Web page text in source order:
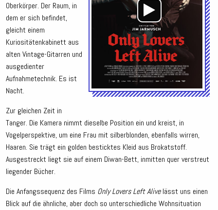
Oberkörper. Der Raum, in
dem er sich befindet,
gleicht einem
Kuriositätenkabinett aus
alten Vintage-Gitarren und
ausgedienter
Aufnahmetechnik. Es ist
Nacht.
Zur gleichen Zeit in
Tanger. Die Kamera nimmt dieselbe Position ein und kreist, in
Vogelperspektive, um eine Frau mit silberblonden, ebenfalls wirren,
Haaren. Sie trägt ein golden besticktes Kleid aus Brokatstoff.
Ausgestreckt liegt sie auf einem Diwan-Bett, inmitten quer verstreut
liegender Bücher.
Die Anfangssequenz des Films Only Lovers Left Alivelässt uns einen
Blick auf die ähnliche, aber doch so unterschiedliche Wohnsituation